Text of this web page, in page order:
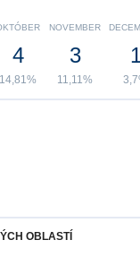
4
14,81%
NOVEMBER
3
11,11%
OBLASTÍ